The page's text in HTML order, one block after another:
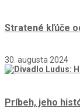
Stratené kľúče
30. augusta 2024
Príbeh, jeho